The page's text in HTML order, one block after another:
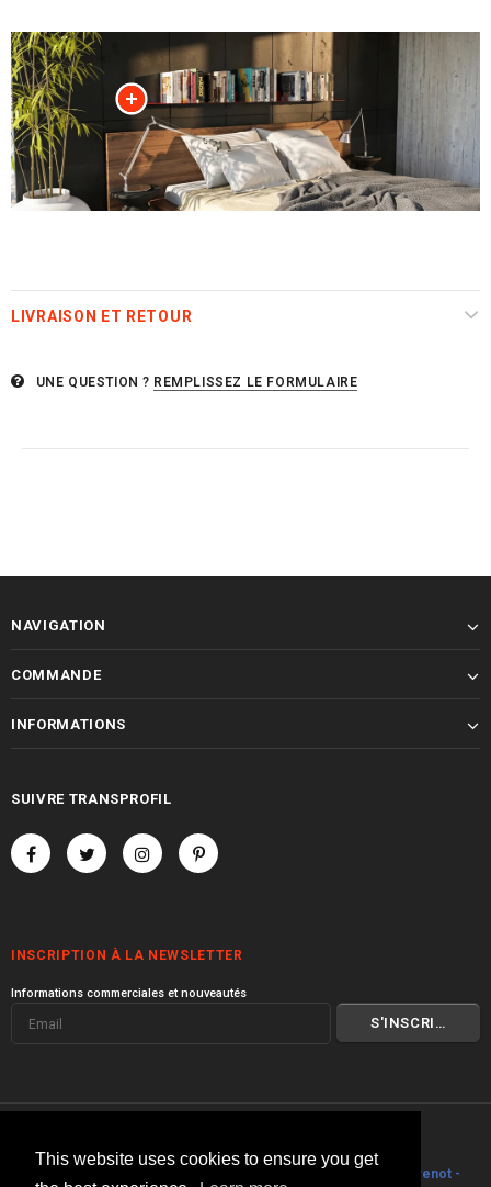
This website uses cookies to ensure you get
LIVRAISON ET RETOUR
UNE QUESTION ? REMPLISSEZ LE FORMULAIRE
NAVIGATION
COMMANDE
INFORMATIONS
SUIVRE TRANSPROFIL
INSCRIPTION À LA NEWSLETTER
Informations commerciales et nouveautés
Philippe Stouvenot -